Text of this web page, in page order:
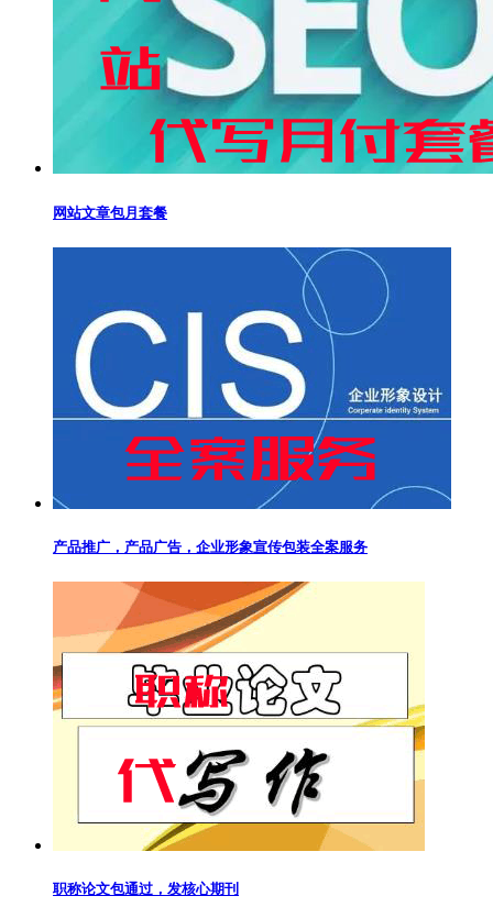
网站文章包月套餐
产品推广，产品广告，企业形象宣传包装全案服务
职称论文包通过，发核心期刊